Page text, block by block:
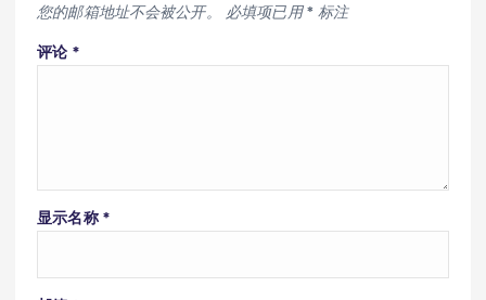
您的邮箱地址不会被公开。 必填项已用* 标注
评论 *
显示名称 *